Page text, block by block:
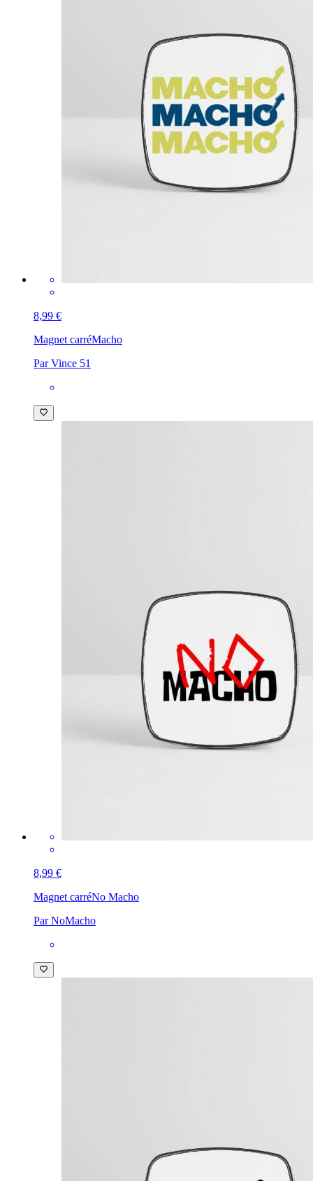
8,99 €
Magnet carréMacho
Par Vince 51
8,99 €
Magnet carréNo Macho
Par NoMacho